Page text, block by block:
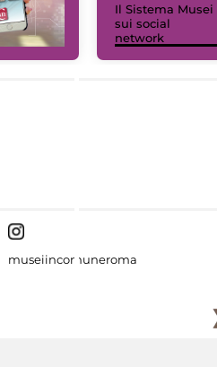
Il Sistema Musei
sui social
network
museiincomuneroma